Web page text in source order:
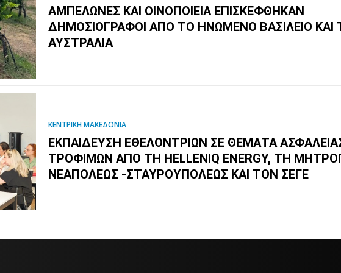
ΑΜΠΕΛΏΝΕΣ ΚΑΙ ΟΙΝΟΠΟΙΕΊΑ ΕΠΙΣΚΈΦΘΗΚΑΝ
ΔΗΜΟΣΙΟΓΡΆΦΟΙ ΑΠΌ ΤΟ ΗΝΩΜΈΝΟ ΒΑΣΊΛΕΙΟ ΚΑΙ
ΑΥΣΤΡΑΛΊΑ
ΚΕΝΤΡΙΚΗ ΜΑΚΕΔΟΝΙΑ
ΕΚΠΑΊΔΕΥΣΗ ΕΘΕΛΟΝΤΡΙΏΝ ΣΕ ΘΈΜΑΤΑ
ΤΡΟΦΊΜΩΝ ΑΠΌ ΤΗ HELLENIQ ENERGY, ΤΗ
ΝΕΑΠΌΛΕΩΣ -ΣΤΑΥΡΟΥΠΌΛΕΩΣ ΚΑΙ ΤΟΝ ΣΕΓΕ